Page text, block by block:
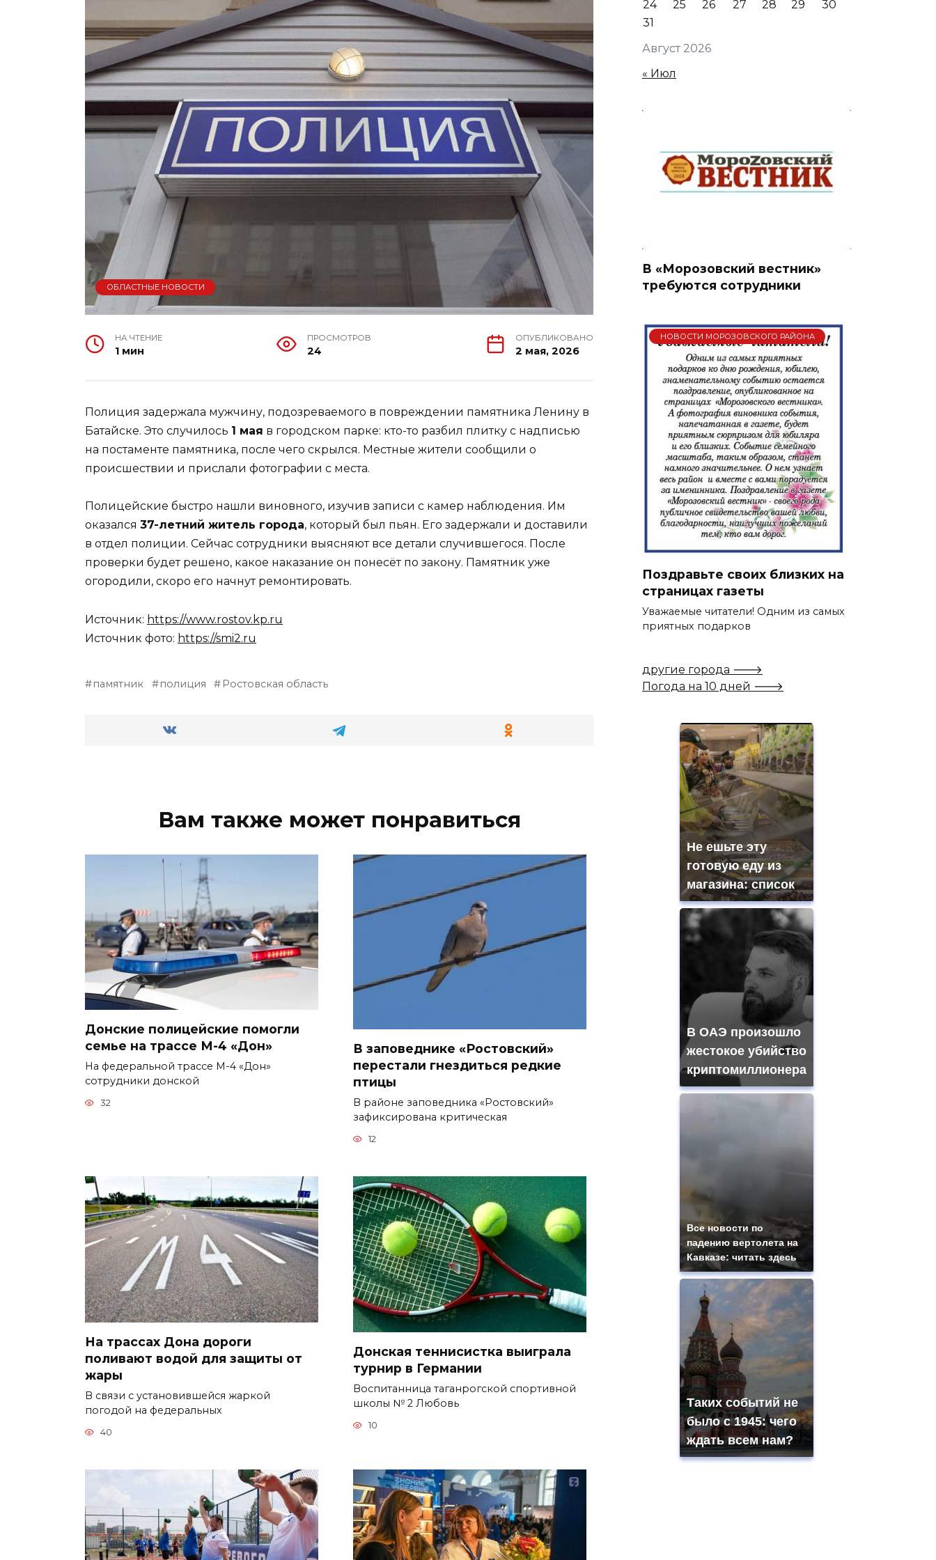
ОБЛАСТНЫЕ НОВОСТИ
НА ЧТЕНИЕ
1 мин
ПРОСМОТРОВ
24
ОПУБЛИКОВАНО
2 мая, 2026
Полиция задержала мужчину, подозреваемого в повреждении памятника Ленину в
Батайске. Это случилось 1 мая в городском парке: кто-то разбил плитку с надписью
на постаменте памятника, после чего скрылся. Местные жители сообщили о
происшествии и прислали фотографии с места.
Полицейские быстро нашли виновного, изучив записи с камер наблюдения. Им
оказался 37-летний житель города, который был пьян. Его задержали и доставили
в отдел полиции. Сейчас сотрудники выясняют все детали случившегося. После
проверки будет решено, какое наказание он понесёт по закону. Памятник уже
огородили, скоро его начнут ремонтировать.
Источник: https://www.rostov.kp.ru
Источник фото: https://smi2.ru
памятник полиция Ростовская область
Вам также может понравиться
Донские полицейские помогли
семье на трассе М-4 «Дон»
На федеральной трассе М-4 «Дон»
сотрудники донской
32
В заповеднике «Ростовский»
перестали гнездиться редкие
птицы
В районе заповедника «Ростовский»
зафиксирована критическая
12
На трассах Дона дороги
поливают водой для защиты от
жары
В связи с установившейся жаркой
погодой на федеральных
40
Донская теннисистка выиграла
турнир в Германии
Воспитанница таганрогской спортивной
школы № 2 Любовь
10
Август 2026
24
25 26 27 28 29
30
31
« Июл
В «Морозовский вестник»
требуются сотрудники
НОВОСТИ МОРОЗОВСКОГО РАЙОНА
Поздравьте своих близких на
страницах газеты
Уважаемые читатели! Одним из самых
приятных подарков
другие города 🡒
Погода на 10 дней 🡒
Не ешьте эту
готовую еду из
магазина: список
В ОАЭ произошло
жестокое убийство
криптомиллионера
Все новости по
падению вертолета на
Кавказе: читать здесь
Таких событий не
было с 1945: чего
ждать всем нам?